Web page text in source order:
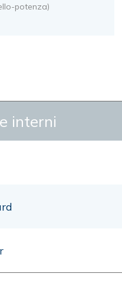
potenza)
interni